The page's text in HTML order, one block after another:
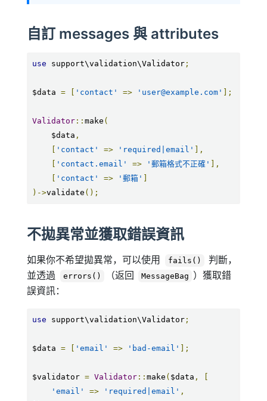
自訂 messages 與 attributes
use support\validation\Validator;
$data = 'contact' => 'user@example.com' ];
Validator:: make (
    $data
,
'contact' => 'required|email'
],
'contact.email' => '郵箱格式不正確'
],
'contact' => '郵箱'
)->validate ();
不拋異常並獲取錯誤資訊
如果你不希望拋異常，可以使用 fails()
判斷，
並透過
errors() （返回 MessageBag ）獲取錯
誤資訊：
use support\validation\Validator;
$data = [ 'email' => 'bad-email' ];
$validator = Validator:: make ( $data ,
[
'email'
=> 'required|email' ,